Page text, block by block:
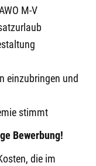
M-V
einzubringen und
stimmt
Bewerbung!
die im